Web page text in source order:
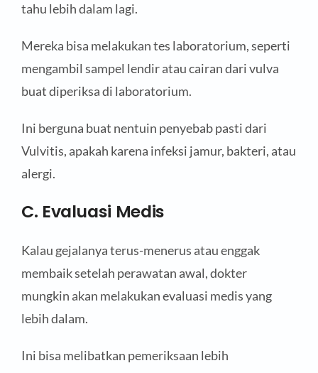
tahu lebih dalam lagi.
Mereka bisa melakukan tes laboratorium, seperti
mengambil sampel lendir atau cairan dari vulva
buat diperiksa di laboratorium.
Ini berguna buat nentuin penyebab pasti dari
Vulvitis, apakah karena infeksi jamur, bakteri, atau
alergi.
C. Evaluasi Medis
Kalau gejalanya terus-menerus atau enggak
membaik setelah perawatan awal, dokter
mungkin akan melakukan evaluasi medis yang
lebih dalam.
Ini bisa melibatkan pemeriksaan lebih